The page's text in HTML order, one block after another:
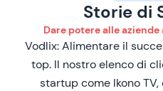
Storie di
Dare potere alle
Vodlix: Alimentare il
top. Il nostro elenco di
startup come Ikono